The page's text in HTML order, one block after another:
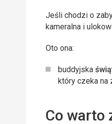
Jeśli chodzi o
kameralna i
Oto ona:
buddyjska
który czeka na
Co warto